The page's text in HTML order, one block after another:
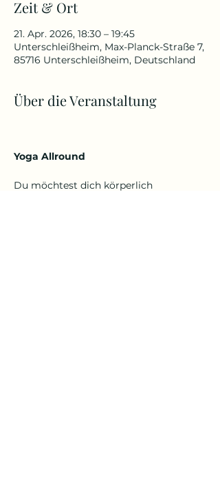
Zeit & Ort
21. Apr. 2026, 18:30 – 19:45
Unterschleißheim, Max-Planck-Straße 7,
85716 Unterschleißheim, Deutschland
Über die Veranstaltung
Yoga Allround
Du möchtest dich körperlich